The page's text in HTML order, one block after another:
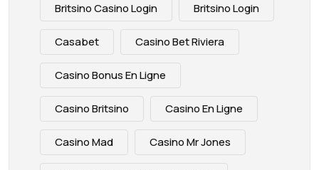
Britsino Casino Login Britsino Login
Casabet Casino Bet Riviera
Casino Bonus En Ligne
Casino Britsino Casino En Ligne
Casino Mad Casino Mr Jones